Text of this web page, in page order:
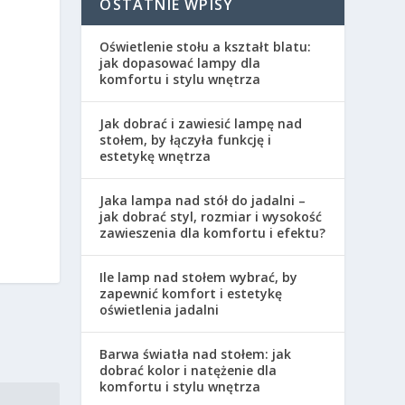
OSTATNIE WPISY
Oświetlenie stołu a kształt blatu:
jak dopasować lampy dla
komfortu i stylu wnętrza
Jak dobrać i zawiesić lampę nad
stołem, by łączyła funkcję i
estetykę wnętrza
Jaka lampa nad stół do jadalni –
jak dobrać styl, rozmiar i wysokość
zawieszenia dla komfortu i efektu?
Ile lamp nad stołem wybrać, by
zapewnić komfort i estetykę
oświetlenia jadalni
Barwa światła nad stołem: jak
dobrać kolor i natężenie dla
komfortu i stylu wnętrza